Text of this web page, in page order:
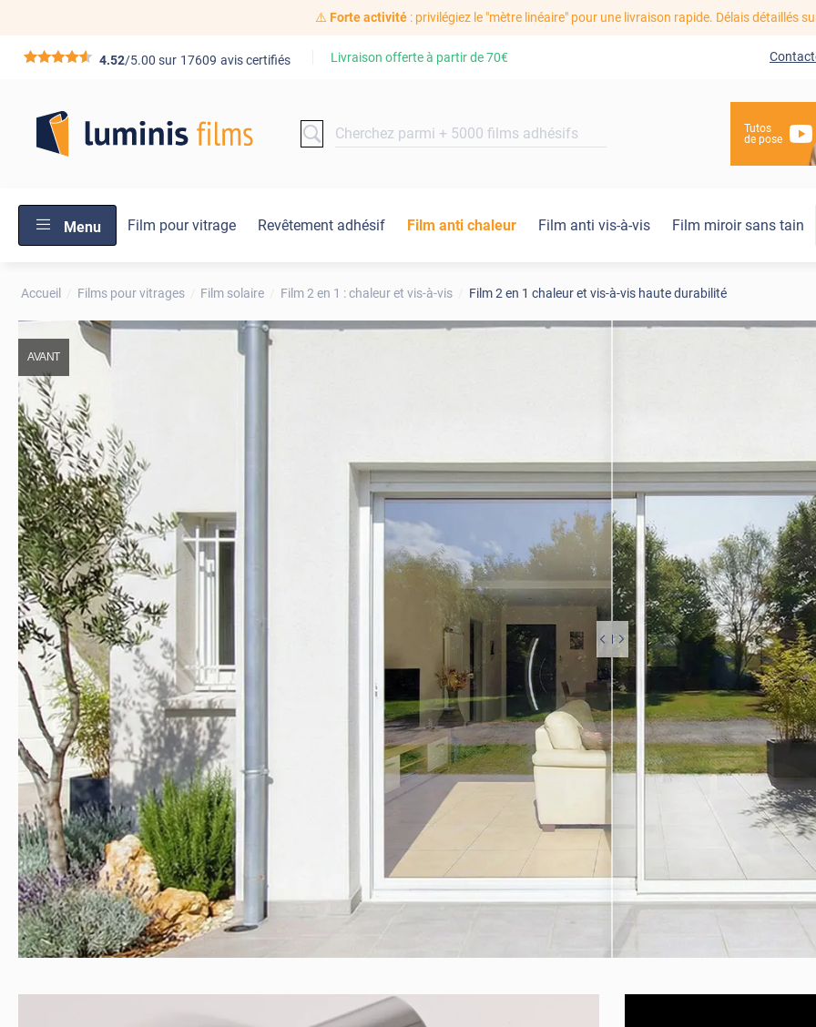
⚠️ Forte activité: privilégiez le "mètre linéaire" pour une livraison rapide. Délais détaillés
*****4.52/5.00 sur 17609 avis certifiés Livraison offerte à partir de70€
Tutos
de pose
Menu Film pour vitrage Revêtement adhésif Film anti chaleur Film anti vis-à-vis Film miroir sans tain
Accueil Films pour vitrages Film solaire Film 2 en 1 : chaleur et vis-à-vis Film 2 en 1 chaleur et vis-à-vis haute durabilité
AVANT